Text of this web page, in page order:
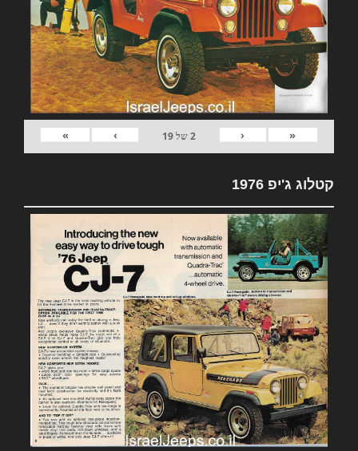
«
‹
2של19
›
»
קטלוג ג'יפ 1976